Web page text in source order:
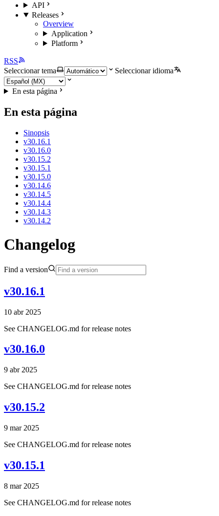
API
Releases
Overview
Application
Platform
RSS
Seleccionar tema
Seleccionar idioma
En esta página
En esta página
Sinopsis
v30.16.1
v30.16.0
v30.15.2
v30.15.1
v30.15.0
v30.14.6
v30.14.5
v30.14.4
v30.14.3
v30.14.2
Changelog
Find a version
v30.16.1
10 abr 2025
See CHANGELOG.md for release notes
v30.16.0
9 abr 2025
See CHANGELOG.md for release notes
v30.15.2
9 mar 2025
See CHANGELOG.md for release notes
v30.15.1
8 mar 2025
See CHANGELOG.md for release notes